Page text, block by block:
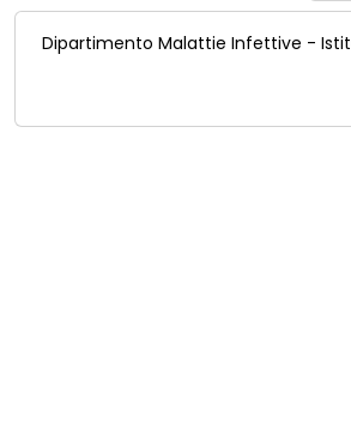
Dipartimento Malattie Infettive -